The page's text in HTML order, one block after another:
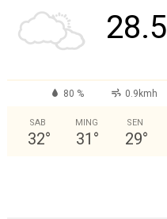
28.5
80 % 0.9kmh
SAB
32°
MING
31 °
SEN
29°